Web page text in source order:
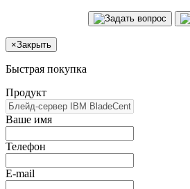
×Закрыть
Быстрая покупка
Продукт
Ваше имя
Телефон
E-mail